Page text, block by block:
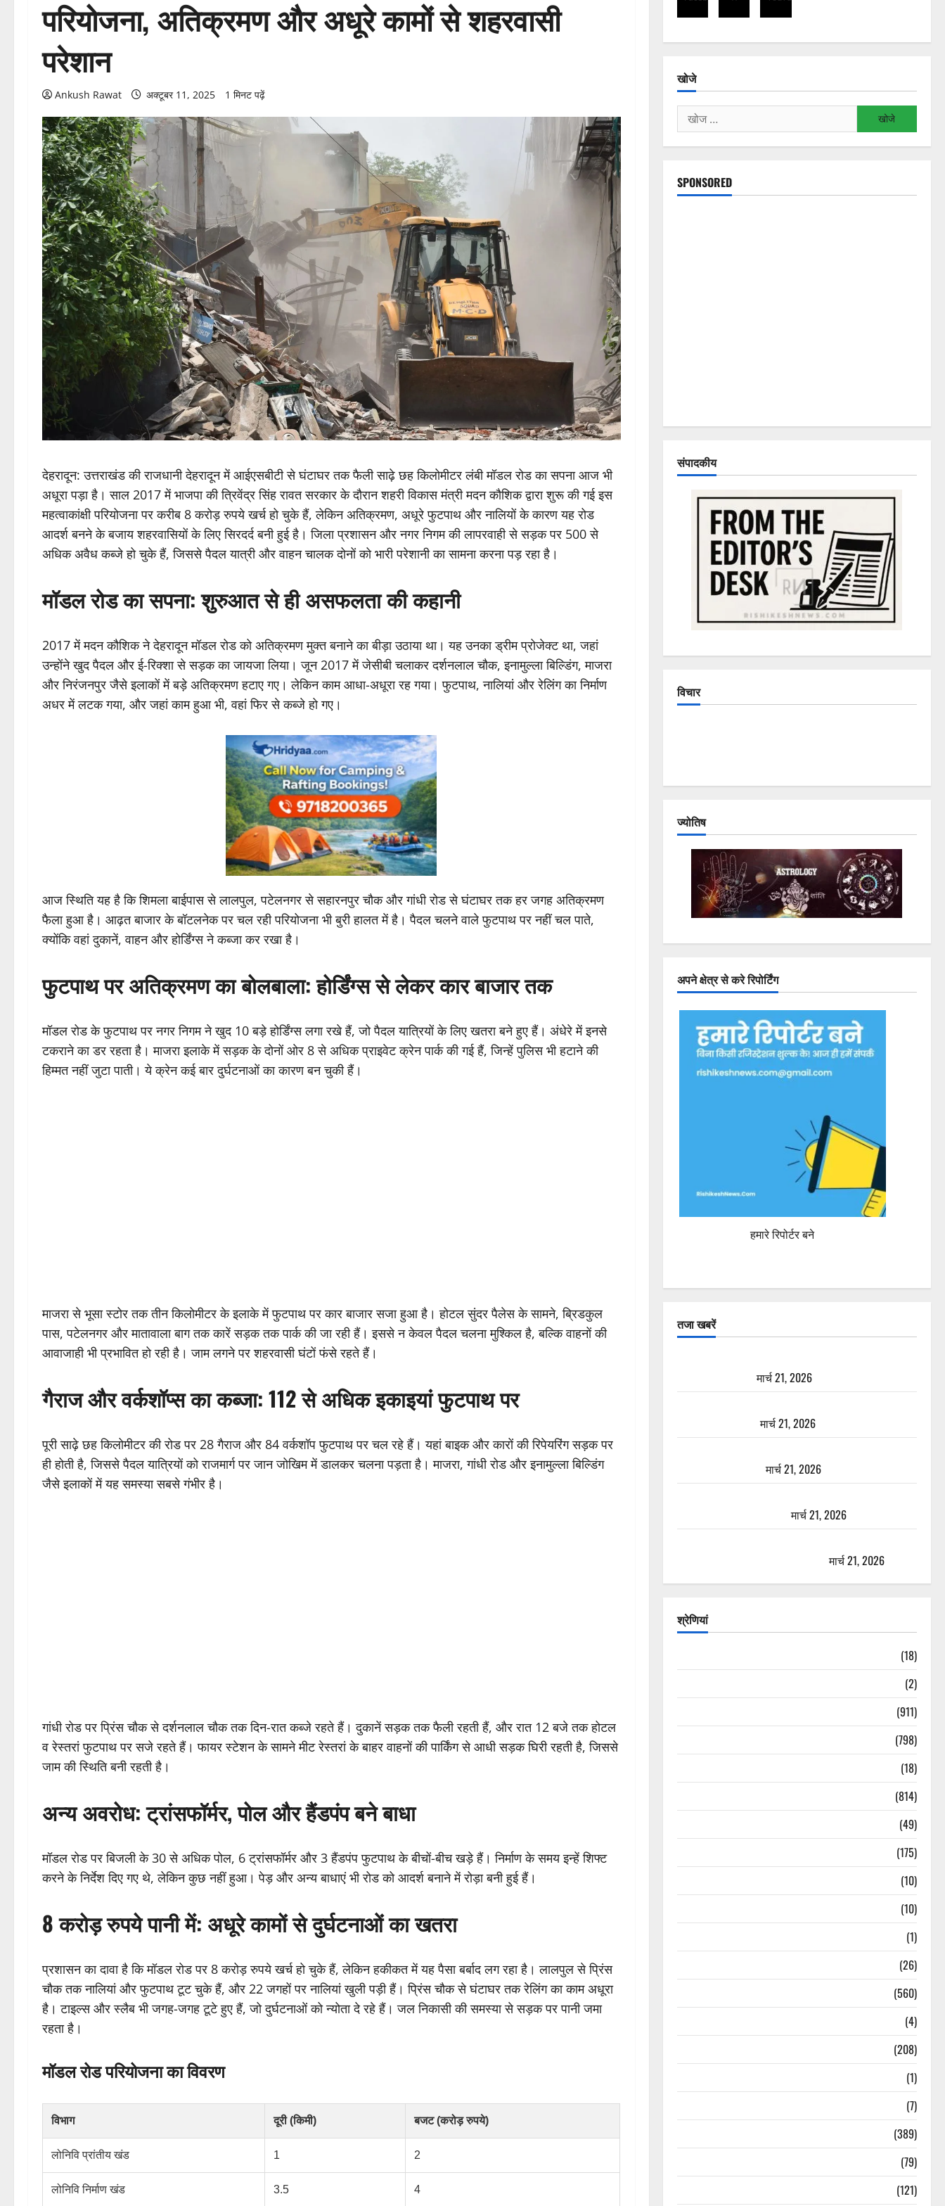
परियोजना, अतिक्रमण और अधूरे कामों से शहरवासी
परेशान
Ankush Rawat अक्टूबर 11, 2025 1 मिनट पढ़ें
देहरादून: उत्तराखंड की राजधानी देहरादून में आईएसबीटी से घंटाघर तक फैली साढ़े छह किलोमीटर लंबी मॉडल रोड का सपना आज भी
अधूरा पड़ा है। साल 2017 में भाजपा की त्रिवेंद्र सिंह रावत सरकार के दौरान शहरी विकास मंत्री मदन कौशिक द्वारा शुरू की गई इस
महत्वाकांक्षी परियोजना पर करीब 8 करोड़ रुपये खर्च हो चुके हैं, लेकिन अतिक्रमण, अधूरे फुटपाथ और नालियों के कारण यह रोड
आदर्श बनने के बजाय शहरवासियों के लिए सिरदर्द बनी हुई है। जिला प्रशासन और नगर निगम की लापरवाही से सड़क पर 500 से
अधिक अवैध कब्जे हो चुके हैं, जिससे पैदल यात्री और वाहन चालक दोनों को भारी परेशानी का सामना करना पड़ रहा है।
मॉडल रोड का सपना: शुरुआत से ही असफलता की कहानी
2017 में मदन कौशिक ने देहरादून मॉडल रोड को अतिक्रमण मुक्त बनाने का बीड़ा उठाया था। यह उनका ड्रीम प्रोजेक्ट था, जहां
उन्होंने खुद पैदल और ई-रिक्शा से सड़क का जायजा लिया। जून 2017 में जेसीबी चलाकर दर्शनलाल चौक, इनामुल्ला बिल्डिंग, माजरा
और निरंजनपुर जैसे इलाकों में बड़े अतिक्रमण हटाए गए। लेकिन काम आधा-अधूरा रह गया। फुटपाथ, नालियां और रेलिंग का निर्माण
अधर में लटक गया, और जहां काम हुआ भी, वहां फिर से कब्जे हो गए।
आज स्थिति यह है कि शिमला बाईपास से लालपुल, पटेलनगर से सहारनपुर चौक और गांधी रोड से घंटाघर तक हर जगह अतिक्रमण
फैला हुआ है। आढ़त बाजार के बॉटलनेक पर चल रही परियोजना भी बुरी हालत में है। पैदल चलने वाले फुटपाथ पर नहीं चल पाते,
क्योंकि वहां दुकानें, वाहन और होर्डिंग्स ने कब्जा कर रखा है।
फुटपाथ पर अतिक्रमण का बोलबाला: होर्डिंग्स से लेकर कार बाजार तक
मॉडल रोड के फुटपाथ पर नगर निगम ने खुद 10 बड़े होर्डिंग्स लगा रखे हैं, जो पैदल यात्रियों के लिए खतरा बने हुए हैं। अंधेरे में इनसे
टकराने का डर रहता है। माजरा इलाके में सड़क के दोनों ओर 8 से अधिक प्राइवेट क्रेन पार्क की गई हैं, जिन्हें पुलिस भी हटाने की
हिम्मत नहीं जुटा पाती। ये क्रेन कई बार दुर्घटनाओं का कारण बन चुकी हैं।
माजरा से भूसा स्टोर तक तीन किलोमीटर के इलाके में फुटपाथ पर कार बाजार सजा हुआ है। होटल सुंदर पैलेस के सामने, ब्रिडकुल
पास, पटेलनगर और मातावाला बाग तक कारें सड़क तक पार्क की जा रही हैं। इससे न केवल पैदल चलना मुश्किल है, बल्कि वाहनों की
आवाजाही भी प्रभावित हो रही है। जाम लगने पर शहरवासी घंटों फंसे रहते हैं।
गैराज और वर्कशॉप्स का कब्जा: 112 से अधिक इकाइयां फुटपाथ पर
पूरी साढ़े छह किलोमीटर की रोड पर 28 गैराज और 84 वर्कशॉप फुटपाथ पर चल रहे हैं। यहां बाइक और कारों की रिपेयरिंग सड़क पर
ही होती है, जिससे पैदल यात्रियों को राजमार्ग पर जान जोखिम में डालकर चलना पड़ता है। माजरा, गांधी रोड और इनामुल्ला बिल्डिंग
जैसे इलाकों में यह समस्या सबसे गंभीर है।
गांधी रोड पर प्रिंस चौक से दर्शनलाल चौक तक दिन-रात कब्जे रहते हैं। दुकानें सड़क तक फैली रहती हैं, और रात 12 बजे तक होटल
व रेस्तरां फुटपाथ पर सजे रहते हैं। फायर स्टेशन के सामने मीट रेस्तरां के बाहर वाहनों की पार्किंग से आधी सड़क घिरी रहती है, जिससे
जाम की स्थिति बनी रहती है।
अन्य अवरोध: ट्रांसफॉर्मर, पोल और हैंडपंप बने बाधा
मॉडल रोड पर बिजली के 30 से अधिक पोल, 6 ट्रांसफॉर्मर और 3 हैंडपंप फुटपाथ के बीचों-बीच खड़े हैं। निर्माण के समय इन्हें शिफ्ट
करने के निर्देश दिए गए थे, लेकिन कुछ नहीं हुआ। पेड़ और अन्य बाधाएं भी रोड को आदर्श बनाने में रोड़ा बनी हुई हैं।
8 करोड़ रुपये पानी में: अधूरे कामों से दुर्घटनाओं का खतरा
प्रशासन का दावा है कि मॉडल रोड पर 8 करोड़ रुपये खर्च हो चुके हैं, लेकिन हकीकत में यह पैसा बर्बाद लग रहा है। लालपुल से प्रिंस
चौक तक नालियां और फुटपाथ टूट चुके हैं, और 22 जगहों पर नालियां खुली पड़ी हैं। प्रिंस चौक से घंटाघर तक रेलिंग का काम अधूरा
है। टाइल्स और स्लैब भी जगह-जगह टूटे हुए हैं, जो दुर्घटनाओं को न्योता दे रहे हैं। जल निकासी की समस्या से सड़क पर पानी जमा
रहता है।
मॉडल रोड परियोजना का विवरण
विभाग दूरी (किमी) बजट (करोड़ रुपये)
लोनिवि प्रांतीय खंड 1 2
लोनिवि निर्माण खंड 3.5 4
खोजे
निम्न
को
खोजें:
SPONSORED
संपादकीय
विचार
ज्योतिष
अपने क्षेत्र से करे रिपोर्टिंग
हमारे रिपोर्टर बने
तजा खबरें
मार्च 21, 2026
मार्च 21, 2026
मार्च 21, 2026
मार्च 21, 2026
मार्च 21, 2026
श्रेणियां
(18)
(2)
(911)
(798)
(18)
(814)
(49)
(175)
(10)
(10)
(1)
(26)
(560)
(4)
(208)
(1)
(7)
(389)
(79)
(121)